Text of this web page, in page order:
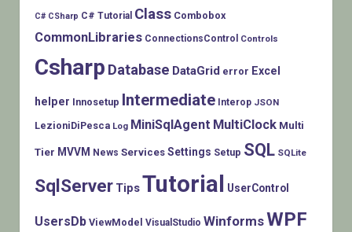
C# CSharp C# Tutorial Class Combobox
CommonLibraries ConnectionsControl Controls
Csharp Database DataGrid error Excel
helper Innosetup Intermediate Interop JSON
LezioniDiPesca Log MiniSqlAgent MultiClock Multi
Tier MVVM News Services Settings Setup SQL SQLite
SqlServer TipsTutorial UserControl
UsersDb ViewModel VisualStudio WinformsWPF